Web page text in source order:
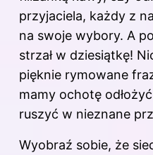
przyjaciela, każdy z
na swoje wybory. A
strzał w dziesiątkę!
pięknie rymowane
mamy ochotę
ruszyć w nieznane
Wyobraź sobie, że